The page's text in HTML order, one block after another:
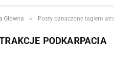
Główna » Posty oznaczone tagiem
PODKARPACIA